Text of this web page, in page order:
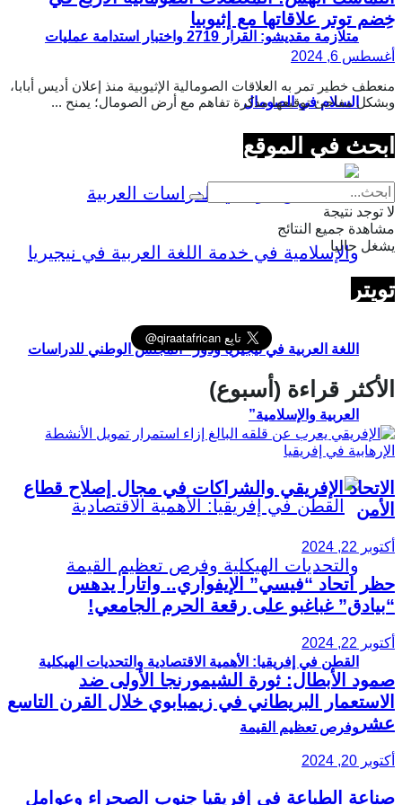
متلازمة مقديشو: القرار 2719 واختبار استدامة عمليات
السلام في الصومال
اللغة العربية في نيجيريا ودور “المجلس الوطني للدراسات
العربية والإسلامية”
القطن في إفريقيا: الأهمية الاقتصادية والتحديات الهيكلية
وفرص تعظيم القيمة
خِضم توتر علاقاتها مع إثيوبيا
أغسطس 6, 2024
منعطف خطير تمر به العلاقات الصومالية الإثيوبية منذ إعلان أديس أبابا،
وبشكل مفاجئ توقيعها مذكرة تفاهم مع أرض الصومال؛ يمنح ...
ابحث في الموقع
لا توجد نتيجة
مشاهدة جميع النتائج
يشغل حاليا
تويتر
الأكثر قراءة (أسبوع)
الاتحاد الإفريقي والشراكات في مجال إصلاح قطاع
الأمن
أكتوبر 22, 2024
حظر اتحاد “فيسي” الإيفواري.. واتارا يدهس
“بيادق” غباغبو على رقعة الحرم الجامعي!
أكتوبر 22, 2024
صمود الأبطال: ثورة الشيمورنجا الأولى ضد
الاستعمار البريطاني في زيمبابوي خلال القرن التاسع
عشر
أكتوبر 20, 2024
صناعة الطباعة في إفريقيا جنوب الصحراء وعوامل